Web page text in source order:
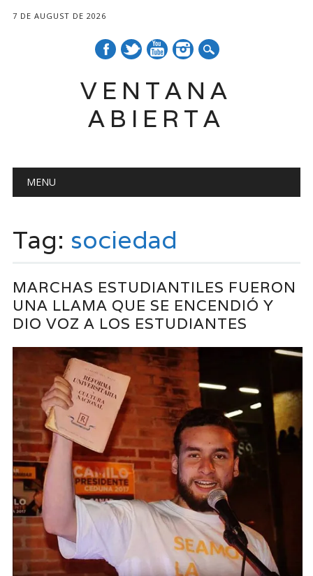
7 DE AUGUST DE 2026
VENTANA
ABIERTA
Main menu
MENU
Tag: sociedad
MARCHAS ESTUDIANTILES FUERON
UNA LLAMA QUE SE ENCENDIÓ Y
DIO VOZ A LOS ESTUDIANTES